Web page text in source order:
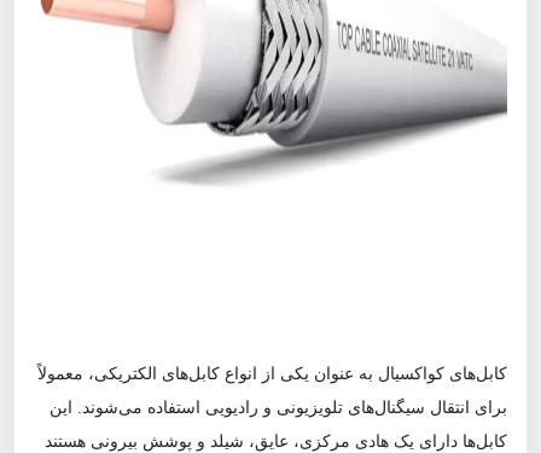
کابل‌های کواکسیال به عنوان یکی از انواع کابل‌های الکتریکی، معمولاً
برای انتقال سیگنال‌های تلویزیونی و رادیویی استفاده می‌شوند. این
کابل‌ها دارای یک هادی مرکزی، عایق، شیلد و پوشش بیرونی هستند